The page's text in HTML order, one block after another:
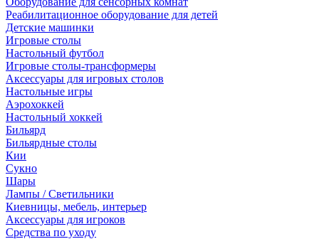
Реабилитационное оборудование для детей
Детские машинки
Игровые столы
Настольный футбол
Игровые столы-трансформеры
Аксессуары для игровых столов
Настольные игры
Аэрохоккей
Настольный хоккей
Бильярд
Бильярдные столы
Кии
Сукно
Шары
Лампы / Светильники
Киевницы, мебель, интерьер
Аксессуары для игроков
Средства по уходу